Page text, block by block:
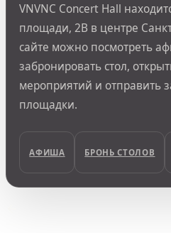
VNVNC Concert Hall
площади, 2В в центре
сайте можно посмотреть
забронировать стол,
мероприятий и отправить
площадки.
АФИША БРОНЬ СТОЛОВ